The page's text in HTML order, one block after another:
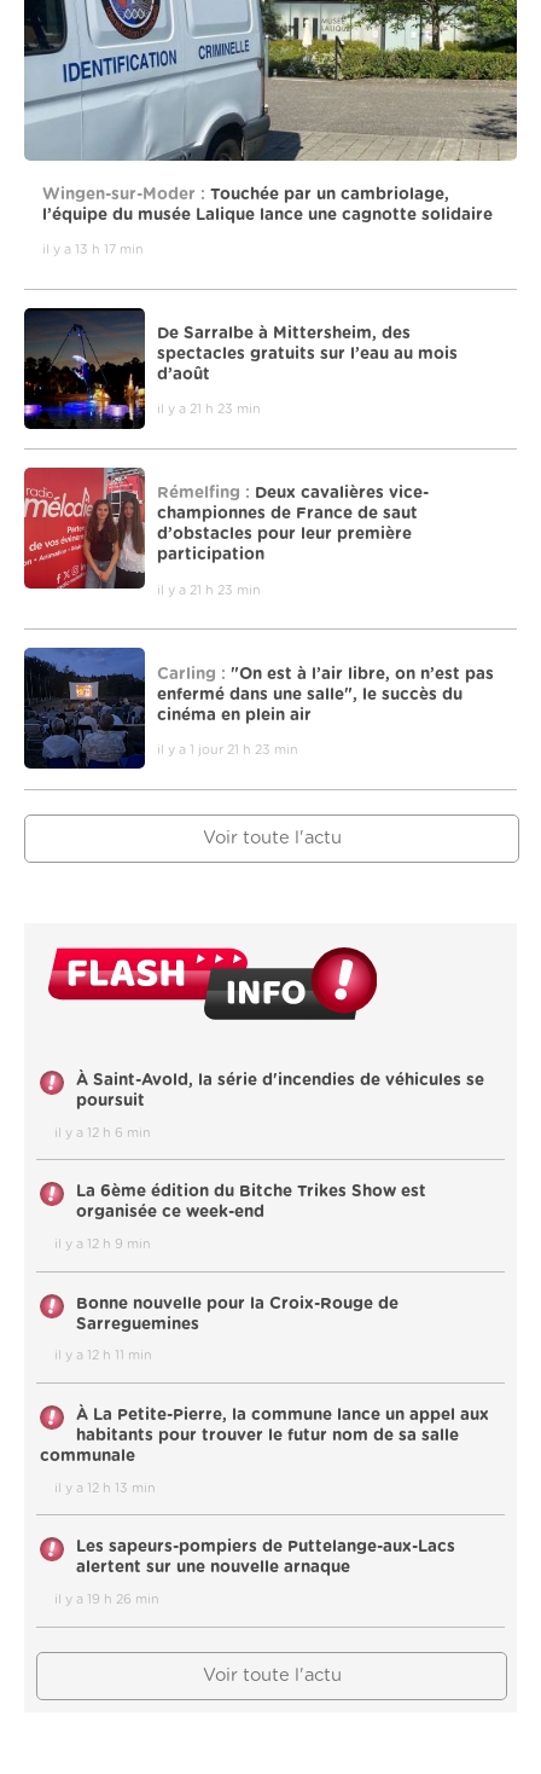
Wingen-sur-Moder : Touchée par un cambriolage,
l’équipe du musée Lalique lance une cagnotte solidaire
il y a 13 h 17 min
De Sarralbe à Mittersheim, des
spectacles gratuits sur l’eau au mois
d’août
il y a 21 h 23 min
Rémelfing : Deux cavalières vice-
championnes de France de saut
d’obstacles pour leur première
participation
il y a 21 h 23 min
Carling : "On est à l’air libre, on n’est pas
enfermé dans une salle", le succès du
cinéma en plein air
il y a 1 jour 21 h 23 min
Voir toute l'actu
À Saint-Avold, la série d'incendies de véhicules se
poursuit
il y a 12 h 6 min
La 6ème édition du Bitche Trikes Show est
organisée ce week-end
il y a 12 h 9 min
Bonne nouvelle pour la Croix-Rouge de
Sarreguemines
il y a 12 h 11 min
À La Petite-Pierre, la commune lance un appel aux
habitants pour trouver le futur nom de sa salle
communale
il y a 12 h 13 min
Les sapeurs-pompiers de Puttelange-aux-Lacs
alertent sur une nouvelle arnaque
il y a 19 h 26 min
Voir toute l'actu